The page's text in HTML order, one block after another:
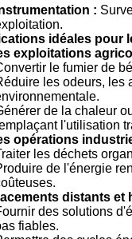
:
idéales pour
exploitations
le fumier de
les odeurs, les
de la chaleur
l'utilisation
opérations
les déchets
de l'énergie
distants et
des solutions
fiables.